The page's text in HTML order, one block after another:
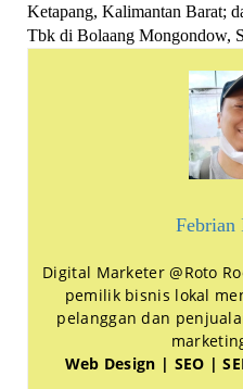
Ketapang, Kalimantan Barat;
Tbk di Bolaang Mongondow,
Febrian
Digital Marketer @Roto
pemilik bisnis lokal
pelanggan dan
Web Design | SEO |